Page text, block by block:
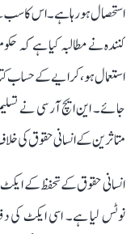
استحصال ہو رہا ہے۔ اس کا سب
کنندہ نے مطالبہ کیا ہے کہ
استعمال ہو، کرایے کے حساب
جائے۔ این ایچ آر سی نے
متاثرین کے انسانی حقوق کی